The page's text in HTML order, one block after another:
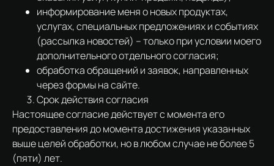
информирование меня о новых продуктах,
услугах, специальных предложениях и событиях
(рассылка новостей) – только при условии моего
дополнительного отдельного согласия;
обработка обращений и заявок, направленных
через формы на сайте.
Срок действия согласия
Настоящее согласие действует с момента его
предоставления до момента достижения указанных
выше целей обработки, но в любом случае не более 5
(пяти) лет.